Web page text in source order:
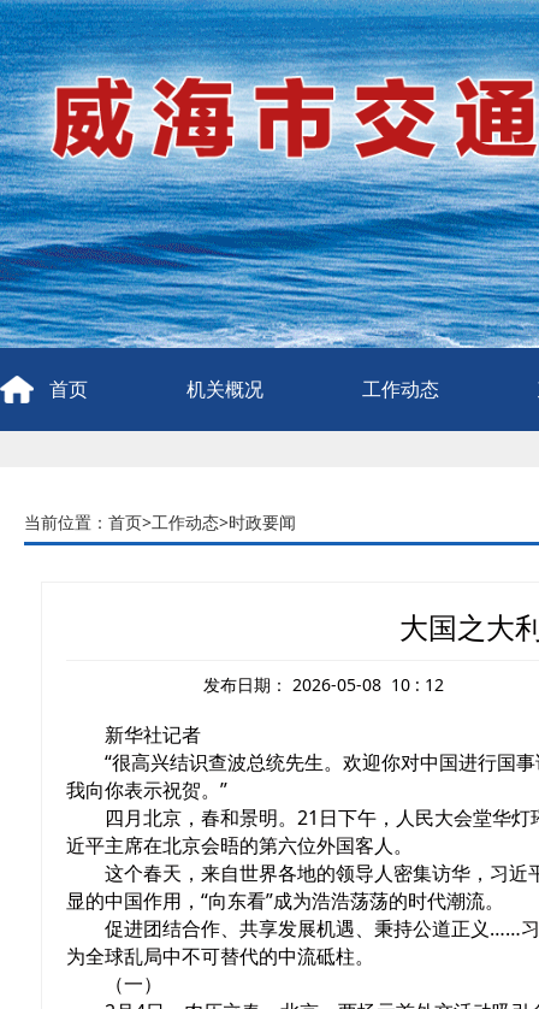
首页 机关概况 工作动态
当前位置： 首页>工作动态>时政要闻
大国之大
发布日期： 2026-05-08 10 : 12
新华社记者
“很高兴结识查波总统先生。欢迎你对中国进行国
我向你表示祝贺。”
四月北京，春和景明。21日下午，人民大会堂华
近平主席在北京会晤的第六位外国客人。
这个春天，来自世界各地的领导人密集访华，习
显的中国作用，“向东看”成为浩浩荡荡的时代潮流。
促进团结合作、共享发展机遇、秉持公道正义……
为全球乱局中不可替代的中流砥柱。
（一）